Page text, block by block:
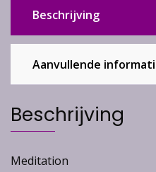
Beschrijving
Aanvullende
Beschrijving
Meditation